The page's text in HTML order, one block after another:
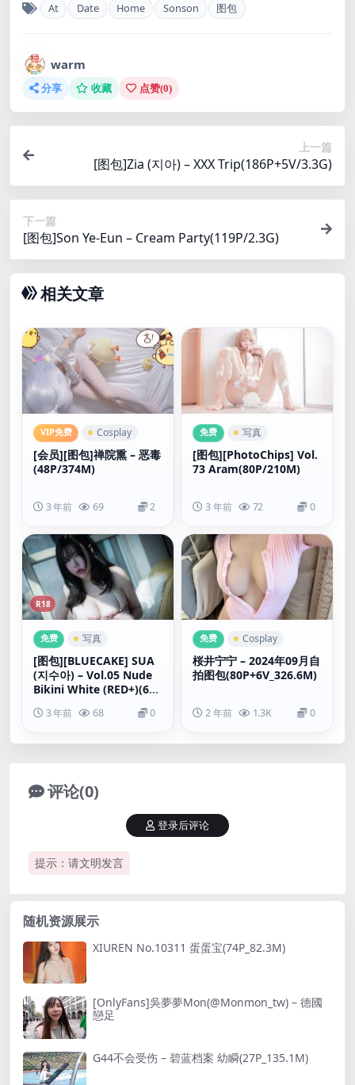
At Date Home Sonson 图包
warm
分享 收藏 点赞(0)
上一篇
[图包]Zia (지아) – XXX Trip(186P+5V/3.3G)
下一篇
[图包]Son Ye-Eun – Cream Party(119P/2.3G)
相关文章
VIP免费 Cosplay
[会员][图包]禅院熏 – 恶毒
(48P/374M)
3 年前 69 2
免费 写真
[图包][PhotoChips] Vol.
73 Aram(80P/210M)
3 年前 72 0
R18
免费 写真
[图包][BLUECAKE] SUA
(지수아) – Vol.05 Nude
Bikini White (RED+)(60
3 年前 68 0
免费 Cosplay
桜井宁宁 – 2024年09月自
拍图包(80P+6V_326.6M)
2 年前 1.3K 0
评论(0)
提示：请文明发言
登录后评论
随机资源展示
XIUREN No.10311 蛋蛋宝(74P_82.3M)
[OnlyFans]吳夢夢Mon(@Monmon_tw) – 德國
戀足
G44不会受伤 – 碧蓝档案 幼瞬(27P_135.1M)